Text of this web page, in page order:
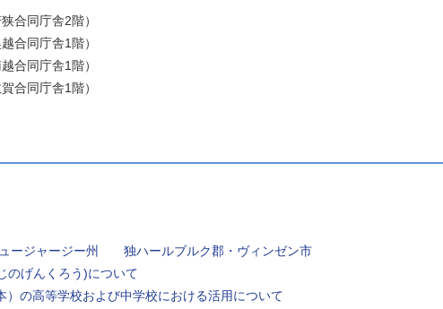
合同庁舎2階）
合同庁舎1階）
合同庁舎1階）
合同庁舎1階）
ージャージー州
独ハールブルク郡・ヴィンゼン市
のげんくろう)について
）の高等学校および中学校における活用について